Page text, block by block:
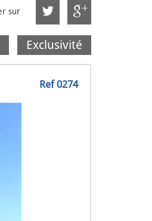
sur
Exclusivité
Ref 0274